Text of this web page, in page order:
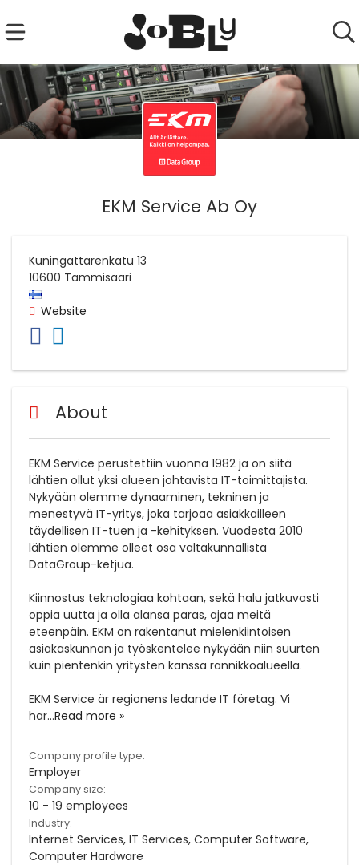
EKM Service Ab Oy
Kuningattarenkatu 13
10600 Tammisaari
Website
About
EKM Service perustettiin vuonna 1982 ja on siitä
lähtien ollut yksi alueen johtavista IT-toimittajista.
Nykyään olemme dynaaminen, tekninen ja
menestyvä IT-yritys, joka tarjoaa asiakkailleen
täydellisen IT-tuen ja -kehityksen. Vuodesta 2010
lähtien olemme olleet osa valtakunnallista
DataGroup-ketjua.
Kiinnostus teknologiaa kohtaan, sekä halu jatkuvasti
oppia uutta ja olla alansa paras, ajaa meitä
eteenpäin. EKM on rakentanut mielenkiintoisen
asiakaskunnan ja työskentelee nykyään niin suurten
kuin pientenkin yritysten kanssa rannikkoalueella.
EKM Service är regionens ledande IT företag. Vi
har...Read more »
Company profile type:
Employer
Company size:
10 - 19 employees
Industry:
Internet Services, IT Services, Computer Software,
Computer Hardware